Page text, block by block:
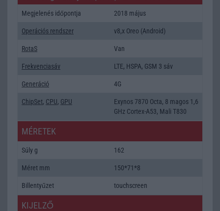
Megjelenés időpontja 2018 május
Operációs rendszer v8,x Oreo (Android)
RotaS Van
Frekvenciasáv LTE, HSPA, GSM 3 sáv
Generáció 4G
ChipSet, CPU, GPU
Exynos 7870 Octa, 8 magos 1,6
GHz Cortex-A53, Mali T830
MÉRETEK
Súly g 162
Méret mm 150*71*8
Billentyűzet touchscreen
KIJELZŐ